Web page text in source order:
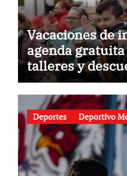
Vacaciones de
agenda
talleres y
gastronomía
Deportes Deportivo